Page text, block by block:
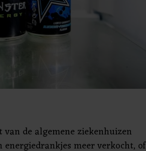
van de algemene ziekenhuizen
energiedrankjes meer verkocht, of